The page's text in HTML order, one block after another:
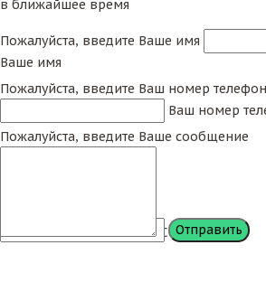
в ближайшее время
Пожалуйста, введите Ваше имя
Ваше имя
Пожалуйста, введите Ваш номер
Ваш номер
Пожалуйста, введите Ваше сообщение
Сообщение